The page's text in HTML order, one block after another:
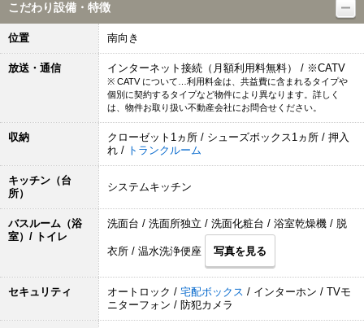
こだわり設備・特徴
位置 南向き
放送・通信 インターネット接続（月額利用料無料） / ※CATV
※ CATV について…利用料金は、共益費に含まれるタイプや
個別に契約するタイプなど物件により異なります。詳しく
は、物件お取り扱い不動産会社にお問合せください。
収納
クローゼット1ヵ所 / シューズボックス1ヵ所 / 押入
れ / トランクルーム
キッチン（台
所）
システムキッチン
バスルーム（浴
室）/ トイレ
洗面台 / 洗面所独立 / 洗面化粧台 / 浴室乾燥機 / 脱
衣所 / 温水洗浄便座 写真を見る
セキュリティ オートロック / 宅配ボックス / インターホン / TVモ
ニターフォン / 防犯カメラ